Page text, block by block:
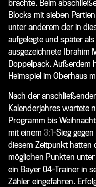
brachte. Beim
Blocks mit sieben
unter anderem der in
aufgelegte und später als
ausgezeichnete Ibrahim
Doppelpack. Außerdem
Heimspiel im Oberhaus
Nach der
Kalenderjahres wartete
Programm bis
mit einem 3:1-Sieg
diesem Zeitpunkt hatten
möglichen Punkten
ein Bayer 04-Trainer in
Zähler eingefahren.